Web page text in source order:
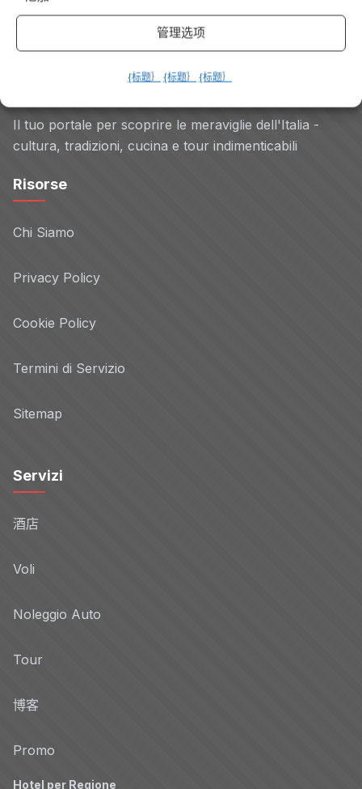
管理选项
{标题｝ {标题｝ {标题｝
Il tuo portale per scoprire le meraviglie dell'Italia -
cultura, tradizioni, cucina e tour indimenticabili
Risorse
Chi Siamo
Privacy Policy
Cookie Policy
Termini di Servizio
Sitemap
Servizi
酒店
Voli
Noleggio Auto
Tour
博客
Promo
Hotel per Regione